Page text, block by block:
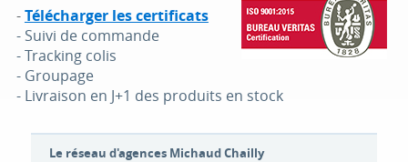
-Télécharger les certificats
- Suivi de commande
- Tracking colis
- Groupage
- Livraison en J+1 des produits en stock
Le réseau d'agences Michaud Chailly